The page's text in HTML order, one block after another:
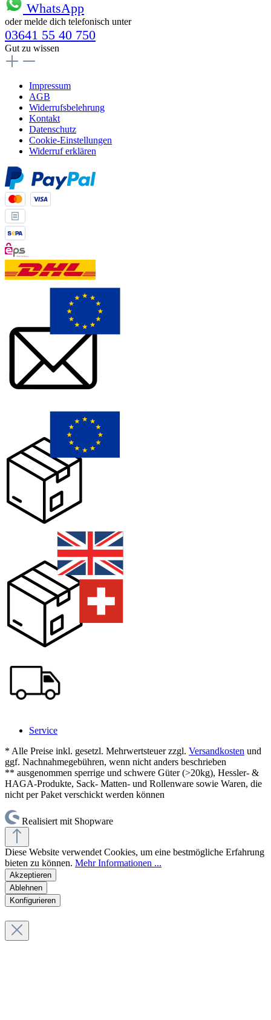
WhatsApp
oder melde dich telefonisch unter
03641 55 40 750
Gut zu wissen
Impressum
AGB
Widerrufsbelehrung
Kontakt
Datenschutz
Cookie-Einstellungen
Widerruf erklären
Service
* Alle Preise inkl. gesetzl. Mehrwertsteuer zzgl. Versandkosten und
ggf. Nachnahmegebühren, wenn nicht anders beschrieben
** ausgenommen sperrige und schwere Güter (>20kg), Hessler- &
HAGA-Produkte, Sack- Matten- und Rollenware sowie Waren, die
nicht per Paket verschickt werden können
Realisiert mit Shopware
Diese Website verwendet Cookies, um eine bestmögliche Erfahrung
bieten zu können. Mehr Informationen ...
Akzeptieren
Ablehnen
Konfigurieren